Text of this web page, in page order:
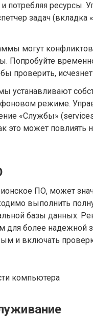
потребляя ресурсы.
задач (вкладка
могут
Попробуйте
проверить,
устанавливают
режиме.
«Службы»
это может повлиять
ПО, может
выполнить
базы данных.
для более надежной
и включать